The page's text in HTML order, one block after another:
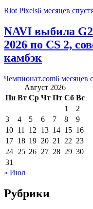
Riot Pixels6 месяцев
NAVI выбила
2026 по CS 2,
камбэк
Чемпионат.com6 месяцев
Август 2026
Пн Вт Ср Чт Пт Сб Вс
1
2
3
4 5 6 7 8
9
10 11 12 13 14 15 16
17 18 19 20 21 22 23
24 25 26 27 28 29 30
31
« Июл
Рубрики